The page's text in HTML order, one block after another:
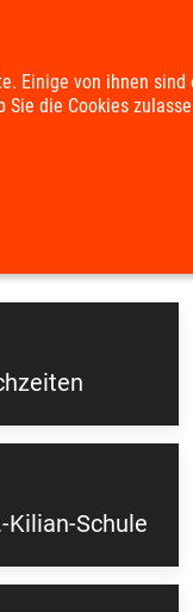
Kilian-Schule
Einige von ihnen
Sie die Cookies